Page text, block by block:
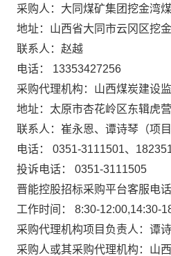
采购人：大同煤矿集团挖金湾
地址：山西省大同市云冈区挖
联系人：赵越
电话： 13353427256
采购代理机构：山西煤炭建设
地址：太原市杏花岭区东辑虎营
联系人：崔永恩、谭诗琴（项
电话： 0351-3111501、
投诉电话： 0351-3111505
晋能控股招标采购平台客服电话
工作时间： 8:30-12:00,14:30-
采购代理机构项目负责人：谭诗
采购人或其采购代理机构：山